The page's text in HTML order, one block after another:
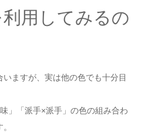
用してみるの
ますが、実は他の色でも十分目
」「派手×派手」の色の組み合わ